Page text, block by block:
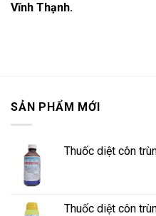
Vĩnh Thạnh.
SẢN PHẨM MỚI
Thuốc diệt côn
Thuốc diệt côn